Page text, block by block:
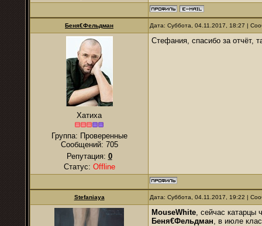
Беня€Фельдман Дата: Суббота, 04.11.2017, 18:27 |
Хатиха
Группа: Проверенные
Сообщений: 705
Репутация: 0
Статус: Offline
Стефания, спасибо за отчёт,
Stefaniaya Дата: Суббота, 04.11.2017, 19:22 |
MouseWhite, сейчас катарцы
Беня€Фельдман, в июле